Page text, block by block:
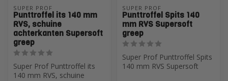
SUPER PROF
Punttroffel its 140 mm
RVS, schuine
achterkanten Supersoft
greep
Super Prof Punttroffel its
140 mm RVS, schuine
SUPER PROF
Punttroffel Spits 140
mm RVS Supersoft
greep
Super Prof Punttroffel Spits
140 mm RVS Supersoft